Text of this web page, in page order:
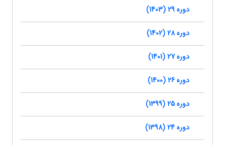
دوره 29 (1403)
دوره 28 (1402)
دوره 27 (1401)
دوره 26 (1400)
دوره 25 (1399)
دوره 24 (1398)